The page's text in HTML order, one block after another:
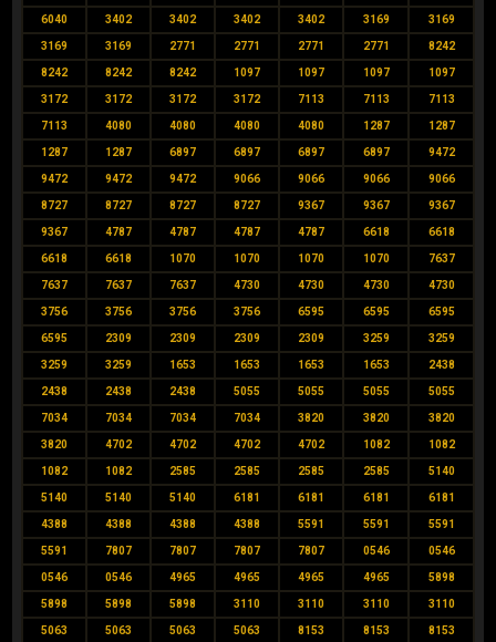
6040 3402 3402 3402 3402 3169 3169
3169 3169 2771 2771 2771 2771 8242
8242 8242 8242 1097 1097 1097 1097
3172 3172 3172 3172 7113 7113 7113
7113 4080 4080 4080 4080 1287 1287
1287 1287 6897 6897 6897 6897 9472
9472 9472 9472 9066 9066 9066 9066
8727 8727 8727 8727 9367 9367 9367
9367 4787 4787 4787 4787 6618 6618
6618 6618 1070 1070 1070 1070 7637
7637 7637 7637 4730 4730 4730 4730
3756 3756 3756 3756 6595 6595 6595
6595 2309 2309 2309 2309 3259 3259
3259 3259 1653 1653 1653 1653 2438
2438 2438 2438 5055 5055 5055 5055
7034 7034 7034 7034 3820 3820 3820
3820 4702 4702 4702 4702 1082 1082
1082 1082 2585 2585 2585 2585 5140
5140 5140 5140 6181 6181 6181 6181
4388 4388 4388 4388 5591 5591 5591
5591 7807 7807 7807 7807 0546 0546
0546 0546 4965 4965 4965 4965 5898
5898 5898 5898 3110 3110 3110 3110
5063 5063 5063 5063 8153 8153 8153